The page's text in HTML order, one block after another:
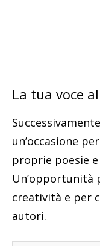
La tua voce
un’occasione
proprie poesie
Un’opportunità
creatività e per
autori.